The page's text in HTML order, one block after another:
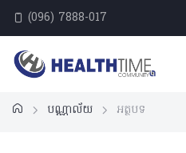
(096) 7888-017
បណ្ណាល័យ អត្ថបទ